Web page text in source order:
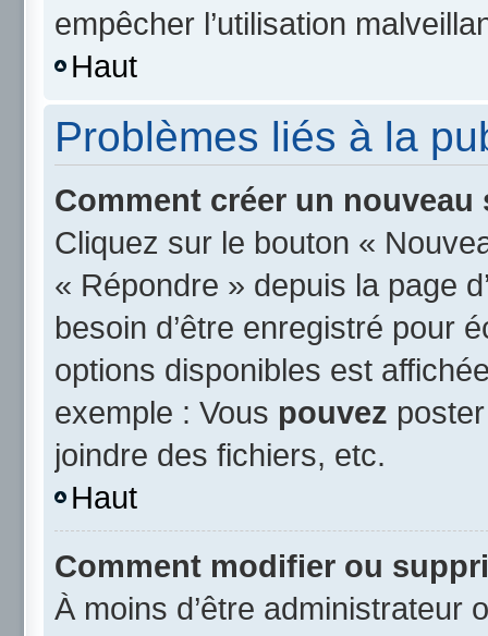
empêcher l’utilisation
Haut
Problèmes liés à la
Comment créer un
Cliquez sur le bouton «
« Répondre » depuis la page
besoin d’être enregistré pour
options disponibles est
exemple : Vous pouvez
joindre des fichiers, etc.
Haut
Comment modifier ou
À moins d’être administrateur